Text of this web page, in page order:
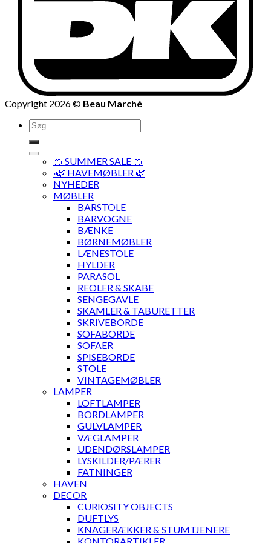
Copyright 2026 © Beau Marché
Søg
efter:
🍊 SUMMER SALE 🍊
·🌿 HAVEMØBLER 🌿
NYHEDER
MØBLER
BARSTOLE
BARVOGNE
BÆNKE
BØRNEMØBLER
LÆNESTOLE
HYLDER
PARASOL
REOLER & SKABE
SENGEGAVLE
SKAMLER & TABURETTER
SKRIVEBORDE
SOFABORDE
SOFAER
SPISEBORDE
STOLE
VINTAGEMØBLER
LAMPER
LOFTLAMPER
BORDLAMPER
GULVLAMPER
VÆGLAMPER
UDENDØRSLAMPER
LYSKILDER/PÆRER
FATNINGER
HAVEN
DECOR
CURIOSITY OBJECTS
DUFTLYS
KNAGERÆKKER & STUMTJENERE